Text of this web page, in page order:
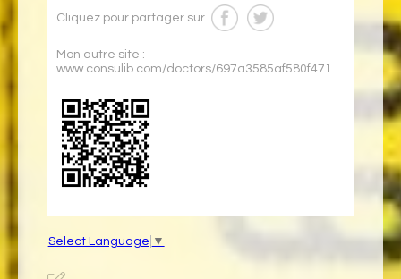
Cliquez pour partager sur
Mon autre site :
www.consulib.com/doctors/697a3585af580f471...
Select Language ▼